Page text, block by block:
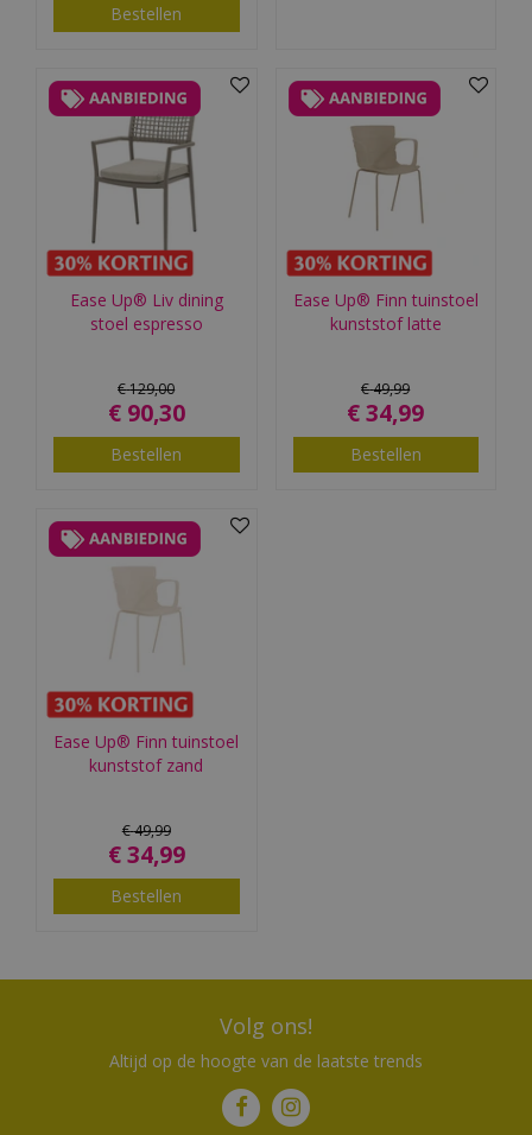
Bestellen
Ease Up® Liv dining
stoel espresso
€129,00
€ 90,30
Bestellen
Ease Up® Finn tuinstoel
kunststof latte
€49,99
€ 34,99
Bestellen
Ease Up® Finn tuinstoel
kunststof zand
€49,99
€ 34,99
Bestellen
Volg ons!
Altijd op de hoogte van de laatste trends